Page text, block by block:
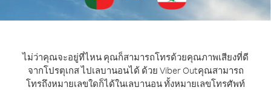
ไม่ว่าคุณจะอยู่ที่ไหน คุณก็สามารถโทรด้วยคุณภาพเสียงที่ดี
จากโปรตุเกส ไปเลบานอนได้ ด้วย Viber Outคุณสามารถ
โทรถึงหมายเลขใดก็ได้ในเลบานอน ทั้งหมายเลขโทรศัพท์